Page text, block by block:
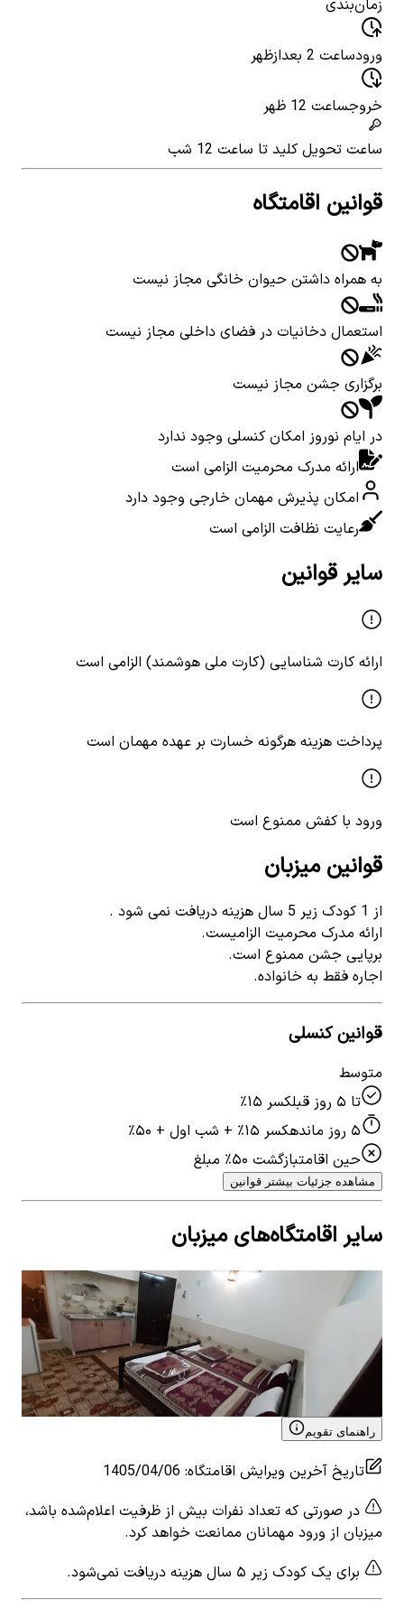
زمان‌بندی
ورودساعت 2 بعدازظهر
خروجساعت 12 ظهر
ساعت تحویل کلید تا ساعت 12 شب
قوانین اقامتگاه
به همراه داشتن حیوان خانگی مجاز نیست
استعمال دخانیات در فضای داخلی مجاز نیست
برگزاری جشن مجاز نیست
در ایام نوروز امکان کنسلی وجود ندارد
ارائه مدرک محرمیت الزامی است
امکان پذیرش مهمان خارجی وجود دارد
رعایت نظافت الزامی است
سایر قوانین
ارائه کارت شناسایی (کارت ملی هوشمند) الزامی است
پرداخت هزینه هرگونه خسارت بر عهده مهمان است
ورود با کفش ممنوع است
قوانین میزبان
از 1 کودک زیر 5 سال هزینه دریافت نمی شود .
ارائه مدرک محرمیت الزامیست.
برپایی جشن ممنوع است.
اجاره فقط به خانواده.
قوانین کنسلی
متوسط
تا ۵ روز قبل
کسر ۱۵٪
۵ روز مانده
کسر ۱۵٪ + شب اول + ۵۰٪
حین اقامتبازگشت ۵۰٪ مبلغ
مشاهده جزئیات بیشتر قوانین
سایر اقامتگاه‌های میزبان
اجاره هتل آپارتمان در امیرکبیر قم - 4 تخت
1 نفر 5
۱٬۶۰۰٬۰۰۰
تومان
View details for
اجاره هتل آپارتمان در امیرکبیر قم - 4
راهنمای تقویم
تاریخ آخرین ویرایش اقامتگاه:
1405/04/06
در صورتی که تعداد نفرات بیش از ظرفیت اعلام‌شده باشد،
میزبان از ورود مهمانان ممانعت خواهد کرد.
برای یک کودک زیر ۵ سال هزینه دریافت نمی‌شود.